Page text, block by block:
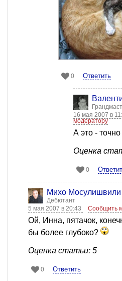
0 Ответить
16 мая 2007 в
модератору
А это -
Оценка
0
Михо Мосулишвили
Дебютант
5 мая 2007 в 20:43
Сообщить
Ой, Инна, пятачок,
бы более глубоко?
Оценка статьи: 5
0 Ответить